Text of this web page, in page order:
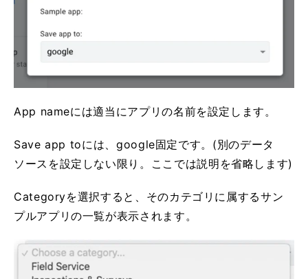
App nameには適当にアプリの名前を設定します。
Save app toには、google固定です。(別のデータ
ソースを設定しない限り。ここでは説明を省略します)
Categoryを選択すると、そのカテゴリに属するサン
プルアプリの一覧が表示されます。